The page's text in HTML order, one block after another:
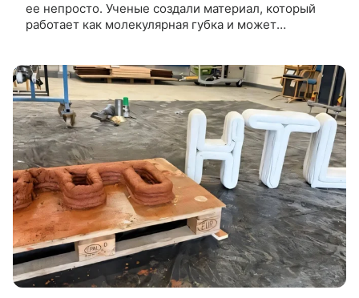
ее непросто. Ученые создали материал, который
работает как молекулярная губка и может